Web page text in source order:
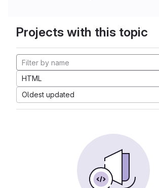
Projects with this topic
HTML
Oldest updated